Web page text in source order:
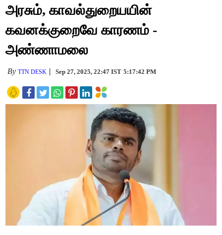
அரசும், காவல்துறையயின்
கவனக்குறைவே காரணம் -
அண்ணாமலை
ByTTN DESK Sep 27, 2025, 22:47 IST 5:17:42 PM